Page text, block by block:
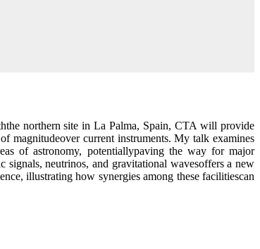
northern site in La Palma, Spain, CTA will provide
magnitudeover current instruments. My talk examines
of astronomy, potentiallypaving the way for major
neutrinos, and gravitational wavesoffers a new
illustrating how synergies among these facilitiescan